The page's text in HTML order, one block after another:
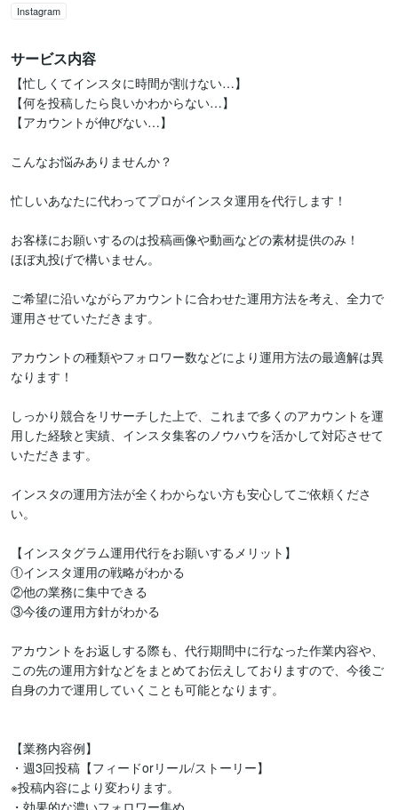
Instagram
サービス内容
【忙しくてインスタに時間が割けない…】
【何を投稿したら良いかわからない…】
【アカウントが伸びない…】
こんなお悩みありませんか？
忙しいあなたに代わってプロがインスタ運用を代行します！
お客様にお願いするのは投稿画像や動画などの素材提供のみ！
ほぼ丸投げで構いません。
ご希望に沿いながらアカウントに合わせた運用方法を考え、全力で
運用させていただきます。
アカウントの種類やフォロワー数などにより運用方法の最適解は異
なります！
しっかり競合をリサーチした上で、これまで多くのアカウントを運
用した経験と実績、インスタ集客のノウハウを活かして対応させて
いただきます。
インスタの運用方法が全くわからない方も安心してご依頼くださ
い。
【インスタグラム運用代行をお願いするメリット】
①インスタ運用の戦略がわかる
②他の業務に集中できる
③今後の運用方針がわかる
アカウントをお返しする際も、代行期間中に行なった作業内容や、
この先の運用方針などをまとめてお伝えしておりますので、今後ご
自身の力で運用していくことも可能となります。
【業務内容例】
・週3回投稿【フィードorリール/ストーリー】
※投稿内容により変わります。